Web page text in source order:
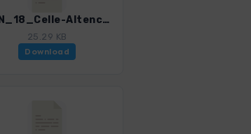
HAN_18_Celle-Altencelle_4595_1.gpx
25.29 KB
Download